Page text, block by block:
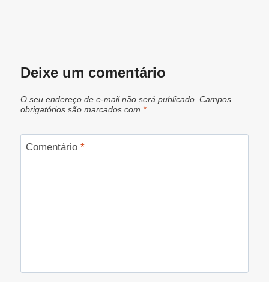
Deixe um comentário
O seu endereço de e-mail não será publicado. Campos
obrigatórios são marcados com *
Comentário *